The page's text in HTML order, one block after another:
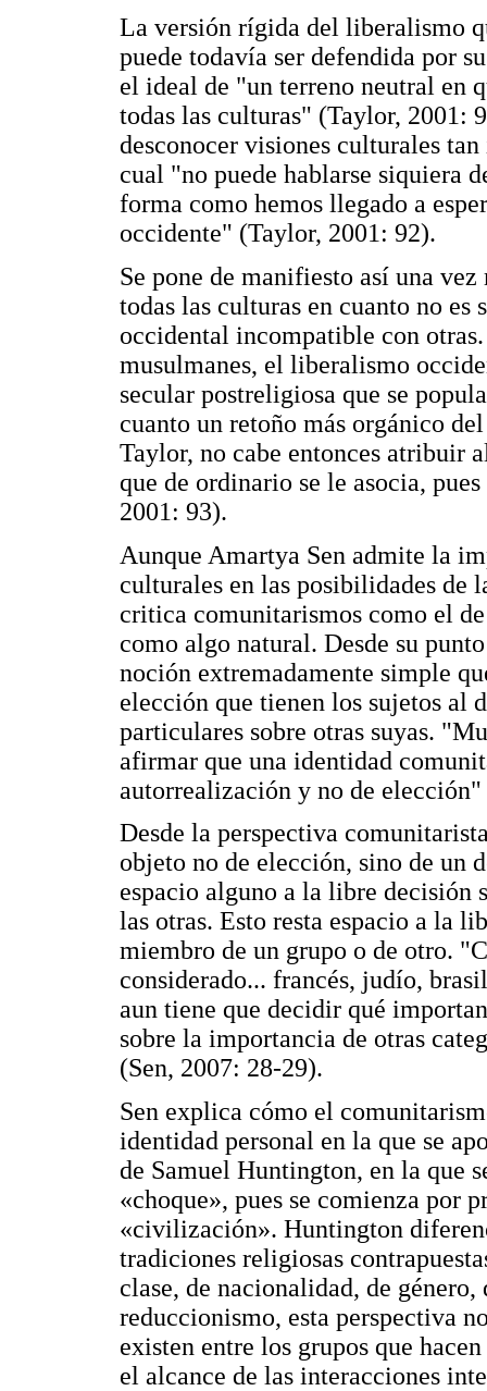
La versión rígida del liberalismo
puede todavía ser defendida por
el ideal de "un terreno neutral en
todas las culturas" (Taylor, 2001:
desconocer visiones culturales
cual "no puede hablarse siquiera
forma como hemos llegado a
occidente" (Taylor, 2001: 92).
Se pone de manifiesto así una
todas las culturas en cuanto no
occidental incompatible con
musulmanes, el liberalismo
secular postreligiosa que se
cuanto un retoño más orgánico
Taylor, no cabe entonces atribuir
que de ordinario se le asocia,
2001: 93).
Aunque Amartya Sen admite la
culturales en las posibilidades de
critica comunitarismos como el
como algo natural. Desde su
noción extremadamente simple
elección que tienen los sujetos al
particulares sobre otras suyas.
afirmar que una identidad
autorrealización y no de elección"
Desde la perspectiva
objeto no de elección, sino de un
espacio alguno a la libre decisión
las otras. Esto resta espacio a la
miembro de un grupo o de otro.
considerado... francés, judío,
aun tiene que decidir qué
sobre la importancia de otras
(Sen, 2007: 28-29).
Sen explica cómo el
identidad personal en la que se
de Samuel Huntington, en la que
«choque», pues se comienza por
«civilización». Huntington
tradiciones religiosas
clase, de nacionalidad, de
reduccionismo, esta perspectiva
existen entre los grupos que
el alcance de las interacciones